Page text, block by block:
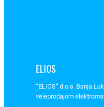
a
r
t
ELIOS
“ELIOS” d.o.o. Banja
veleprodajom